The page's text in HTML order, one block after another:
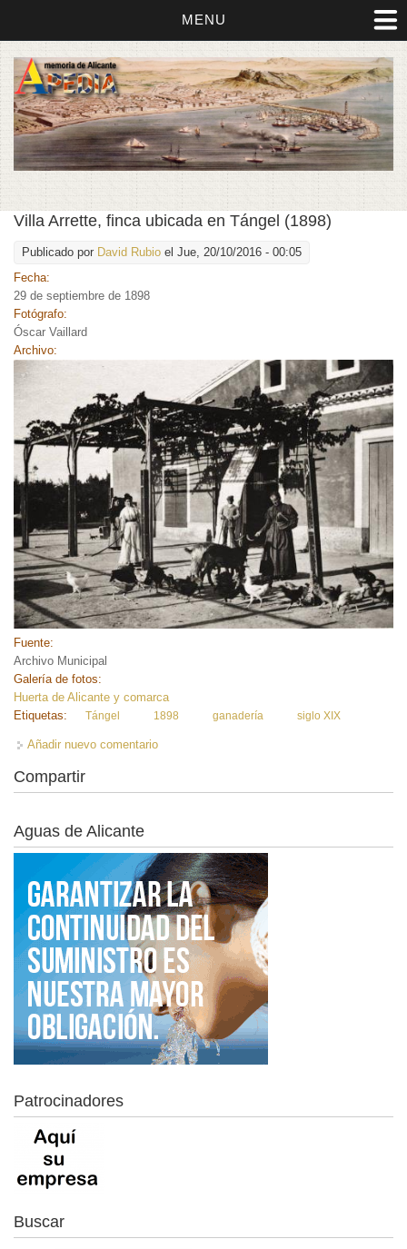
MENU
Villa Arrette, finca ubicada en Tángel (1898)
Publicado por David Rubio el Jue, 20/10/2016 - 00:05
Fecha:
29 de septiembre de 1898
Fotógrafo:
Óscar Vaillard
Archivo:
Fuente:
Archivo Municipal
Galería de fotos:
Huerta de Alicante y comarca
Etiquetas:
Tángel 1898 ganadería siglo XIX
Añadir nuevo comentario
Compartir
Aguas de Alicante
Patrocinadores
Buscar